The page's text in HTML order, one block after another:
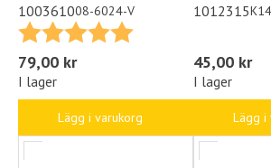
100361008-6024-V
Betyg:
5.0 utav 5 stjärnor
79,00 kr
I lager
Lägg i varukorg
1012315
45,00 kr
I lager
Lägg i